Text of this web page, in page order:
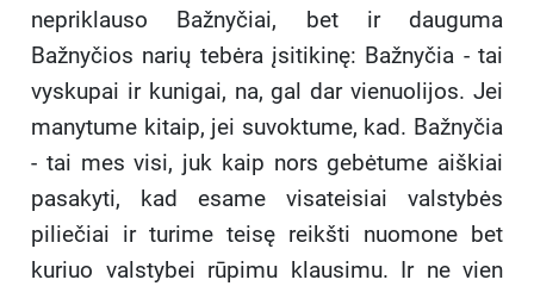
nepriklauso Baž­nyčiai, bet ir dauguma
Bažnyčios narių tebėra įsitikinę: Bažnyčia - tai
vyskupai ir kunigai, na, gal dar vienuolijos. Jei
manytume kitaip, jei suvoktume, kad. Bažnyčia
- tai mes visi, juk kaip nors gebėtume aiškiai
pasakyti, kad esame visateisiai valstybės
piliečiai ir turime teisę reikšti nuomone bet
kuriuo valstybei rūpimu klausimu. Ir ne vien